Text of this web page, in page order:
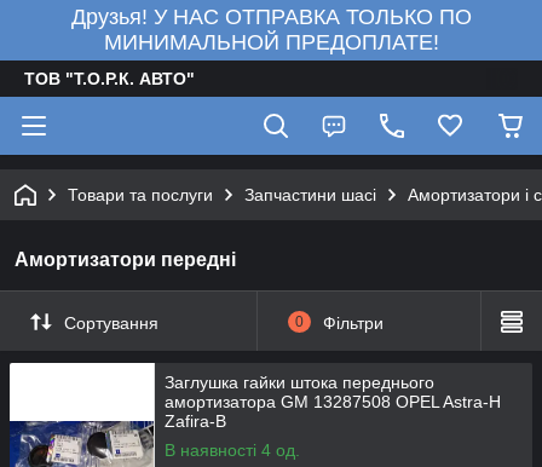
Друзья! У НАС ОТПРАВКА ТОЛЬКО ПО
МИНИМАЛЬНОЙ ПРЕДОПЛАТЕ!
ТОВ "Т.О.Р.К. АВТО"
Товари та послуги Запчастини шасі Амортизатори і
Амортизатори передні
Сортування 0 Фільтри
Заглушка гайки штока переднього
амортизатора GM 13287508 OPEL Astra-H
Zafira-B
В наявності 4 од.